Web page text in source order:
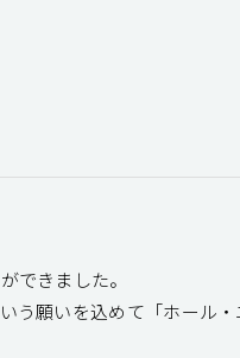
できました。
う願いを込めて「ホール